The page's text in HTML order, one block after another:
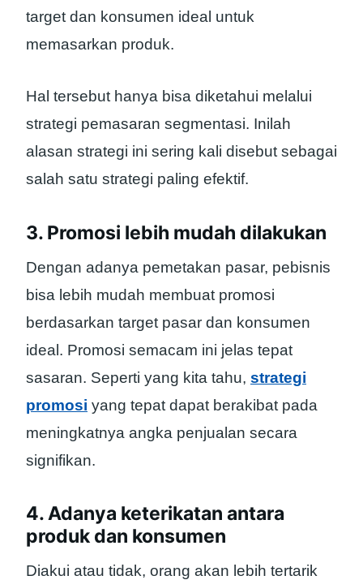
target dan konsumen ideal untuk
memasarkan produk.
Hal tersebut hanya bisa diketahui melalui
strategi pemasaran segmentasi. Inilah
alasan strategi ini sering kali disebut sebagai
salah satu strategi paling efektif.
3. Promosi lebih mudah dilakukan
Dengan adanya pemetakan pasar, pebisnis
bisa lebih mudah membuat promosi
berdasarkan target pasar dan konsumen
ideal. Promosi semacam ini jelas tepat
sasaran. Seperti yang kita tahu, strategi
promosi yang tepat dapat berakibat pada
meningkatnya angka penjualan secara
signifikan.
4. Adanya keterikatan antara
produk dan konsumen
Diakui atau tidak, orang akan lebih tertarik